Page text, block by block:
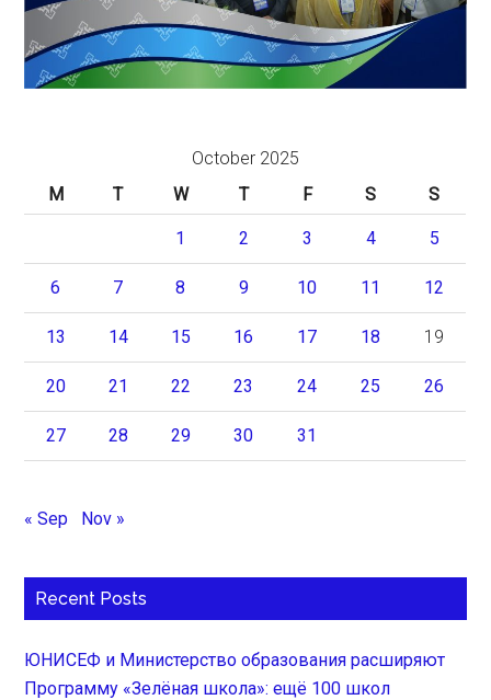
October 2025
M
T W T F S S
1 2 3 4 5
6 7 8 9 10 11 12
13 14 15 16 17 18 19
20 21 22 23 24 25 26
27 28 29 30 31
« Sep Nov »
Recent Posts
ЮНИСЕФ и Министерство образования расширяют
Программу «Зелёная школа»: ещё 100 школ